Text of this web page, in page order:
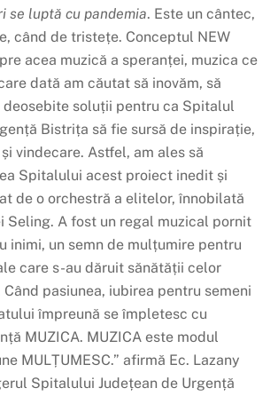
se luptă cu pandemia. Este un cântec,
când de tristețe. Conceptul NEW
acea muzică a speranței, muzica ce
dată am căutat să inovăm, să
deosebite soluții pentru ca Spitalul
Bistrița să fie sursă de inspirație,
vindecare. Astfel, am ales să
Spitalului acest proiect inedit și
de o orchestră a elitelor, înnobilată
Seling. A fost un regal muzical pornit
inimi, un semn de mulțumire pentru
care s-au dăruit sănătății celor
pasiunea, iubirea pentru semeni
împreună se împletesc cu
MUZICA. MUZICA este modul
MULȚUMESC.” afirmă Ec. Lazany
Spitalului Județean de Urgență